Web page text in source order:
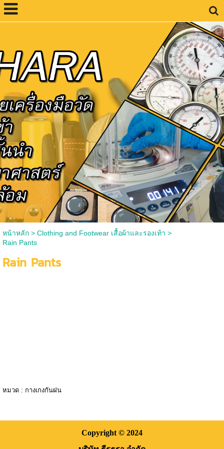
หน้าหลัก> Clothing and Footwear เสื้อผ้าและรองเท้า >
Rain Pants
Rain Pants
หมวด : กางเกงกันฝน
Copyright © 2024